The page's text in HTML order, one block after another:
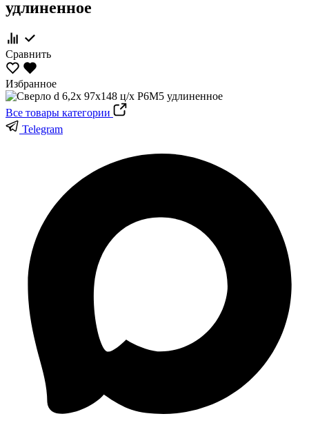
удлиненное
Сравнить
Избранное
Все товары категории
Telegram